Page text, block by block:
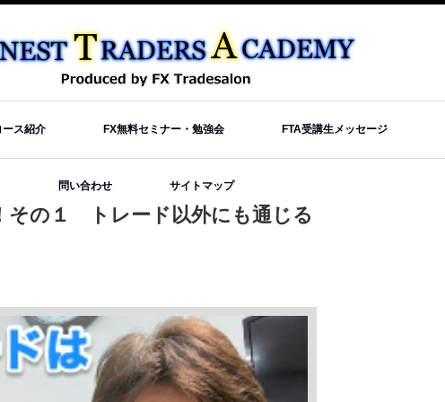
ース紹介 FX無料セミナー・勉強会 FTA受講生メッセージ
問い合わせ サイトマップ
その１ トレード以外にも通じる